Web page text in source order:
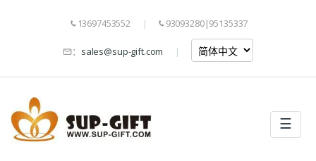
13697453552 93093280|95135337
： sales@sup-gift.com
☰